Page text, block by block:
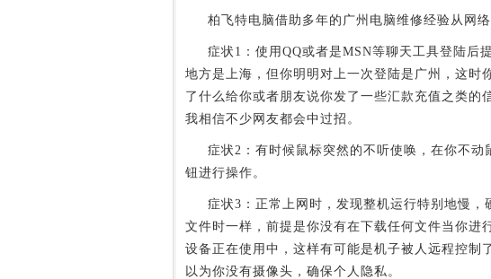
柏飞特电脑借助多年的广州电脑维修经验从网络
症状1：使用QQ或者是MSN等聊天工具登陆后
地方是上海，但你明明对上一次登陆是广州，这时
了什么给你或者朋友说你发了一些汇款充值之类
我相信不少网友都会中过招。
症状2：有时候鼠标突然的不听使唤，在你不动
钮进行操作。
症状3：正常上网时，发现整机运行特别地慢，
文件时一样，前提是你没有在下载任何文件当你进
设备正在使用中，这样有可能是机子被人远程控制
以为你没有摄像头，确保个人隐私。